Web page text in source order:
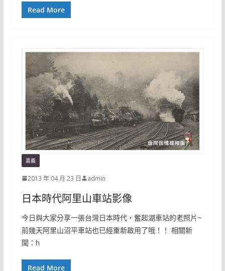
Read More
嘉義
2013 年 04 月 23 日 admin
日本時代阿里山車站影像
今日與大家分享一張台灣日本時代，奮起湖車站的老照片~
前幾天阿里山沼平車站也已經重新啟用了哦！！ 相關新
聞：h
Read More